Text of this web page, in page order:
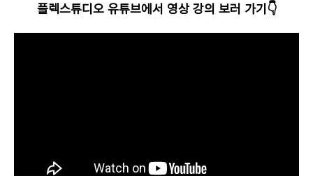
플렉스튜디오 유튜브에서 영상 강의 보러 가기👇